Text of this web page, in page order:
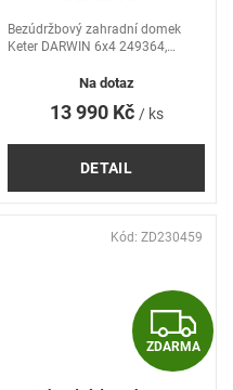
13 990 Kč / ks
DETAIL
Bezúdržbový zahradní domek
Keter DARWIN 6x4 249364,
Na dotaz
Z
D
ZDARMA
Kód: ZD230459